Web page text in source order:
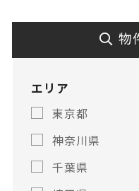
物
エリア
東京都
神奈川県
千葉県